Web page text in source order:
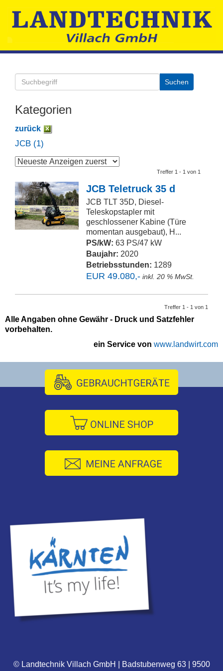
Kategorien
zurück
JCB (1)
Treffer 1 - 1 von 1
JCB Teletruck 35 d
JCB TLT 35D, Diesel-
Teleskopstapler mit
geschlossener Kabine (Türe
momentan ausgebaut), H...
PS/kW: 63 PS/47 kW
Baujahr: 2020
Betriebsstunden: 1289
EUR 49.080,- inkl. 20 % MwSt.
Treffer 1 - 1 von 1
Alle Angaben ohne Gewähr - Druck und Satzfehler
vorbehalten.
ein Service von www.landwirt.com
© Landtechnik Villach GmbH | Badstubenweg 63 | 9500